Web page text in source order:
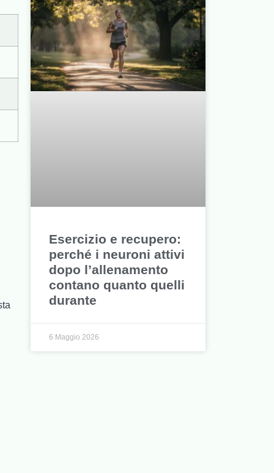
Esercizio e recupero:
perché i neuroni attivi
dopo l’allenamento
contano quanto quelli
durante
6 Maggio 2026